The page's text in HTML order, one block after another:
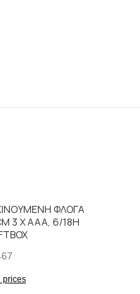
ΦΛΟΓΑ
3 X AAA, 6/18H
prices